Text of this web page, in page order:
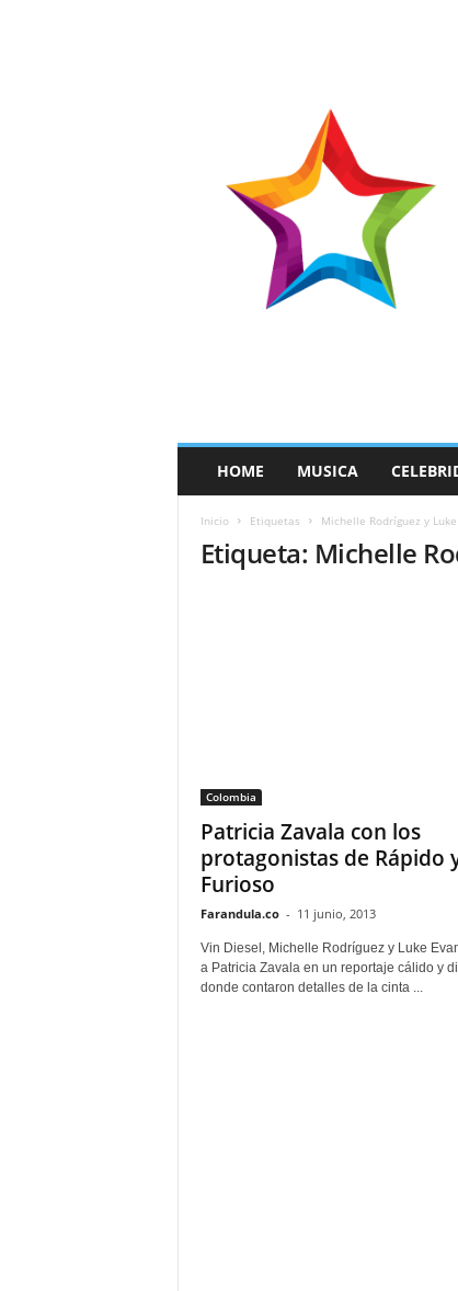
a
HOME MUSICA
Inicio Etiquetas Michelle Rodríguez y Luke
Etiqueta: Michelle
Colombia
Patricia Zavala con los
protagonistas de Rápido
Furioso
Farandula.co - 11 junio, 2013
Vin Diesel, Michelle Rodríguez y Luke
a Patricia Zavala en un reportaje cálido y
donde contaron detalles de la cinta ...